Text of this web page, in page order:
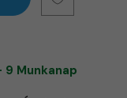
9 Munkanap